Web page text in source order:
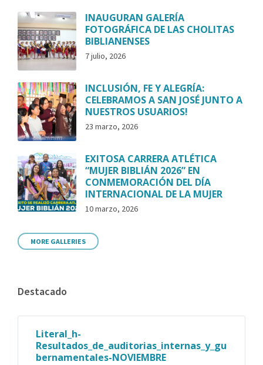
INAUGURAN GALERÍA
FOTOGRÁFICA DE LAS CHOLITAS
BIBLIANENSES
7 julio, 2026
INCLUSIÓN, FE Y ALEGRÍA:
CELEBRAMOS A SAN JOSÉ JUNTO A
NUESTROS USUARIOS!
23 marzo, 2026
EXITOSA CARRERA ATLÉTICA
“MUJER BIBLIÁN 2026” EN
CONMEMORACIÓN DEL DÍA
INTERNACIONAL DE LA MUJER
10 marzo, 2026
MORE GALLERIES
Destacado
Literal_h-
Resultados_de_auditorias_internas_y_gu
bernamentales-NOVIEMBRE